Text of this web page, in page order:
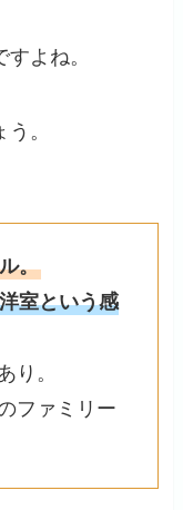
よね。
。
。
室という感
り。
ファミリー